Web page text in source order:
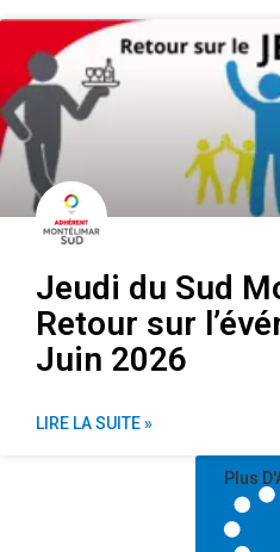
Jeudi du Sud
Retour sur
Juin 2026
LIRE LA SUITE »
Plus